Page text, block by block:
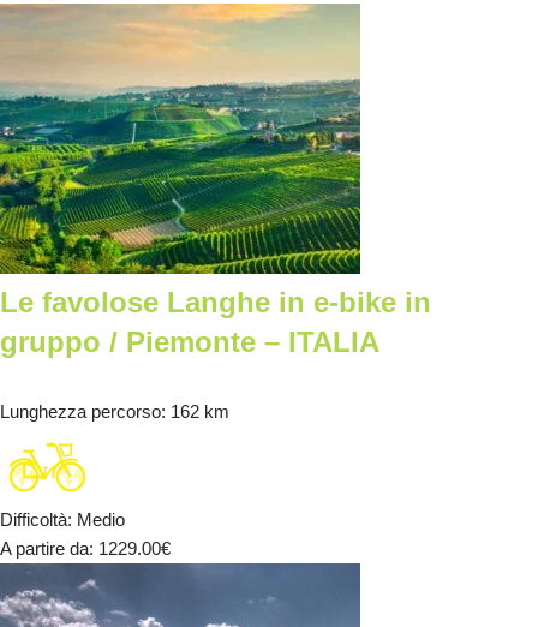
Le favolose Langhe in e-bike in
gruppo / Piemonte – ITALIA
Lunghezza percorso: 162 km
Difficoltà: Medio
A partire da: 1229.00€